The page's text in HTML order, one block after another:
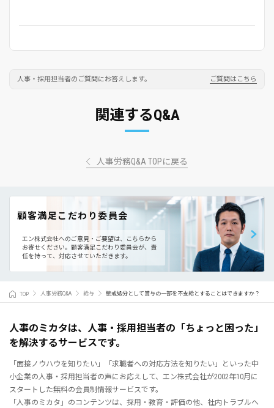
人事・採用担当者のご質問にお答えします。 ご質問はこちら
関連するQ&A
人事労務Q&A TOPに戻る
顧客満足こだわり委員会
エン株式会社へのご意見・ご要望は、こちらから
お寄せください。 顧客満足こだわり委員会が、責
任を持って、対応させていただきます。
TOP 人事労務Q&A 給与 懲戒処分として賞与の一部を不支給とすることはできますか？
人事のミカタは、人事・採用担当者の「ちょっと困った」
を解決するサービスです。
「面接ノウハウを知りたい」「求職者への対応方法を知りたい」といった中
小企業の人事・採用担当者の声にお応えして、エン株式会社が2002年10月に
スタートした無料の会員制情報サービスです。
「人事のミカタ」のコンテンツは、採用・教育・評価の他、社内トラブルへ